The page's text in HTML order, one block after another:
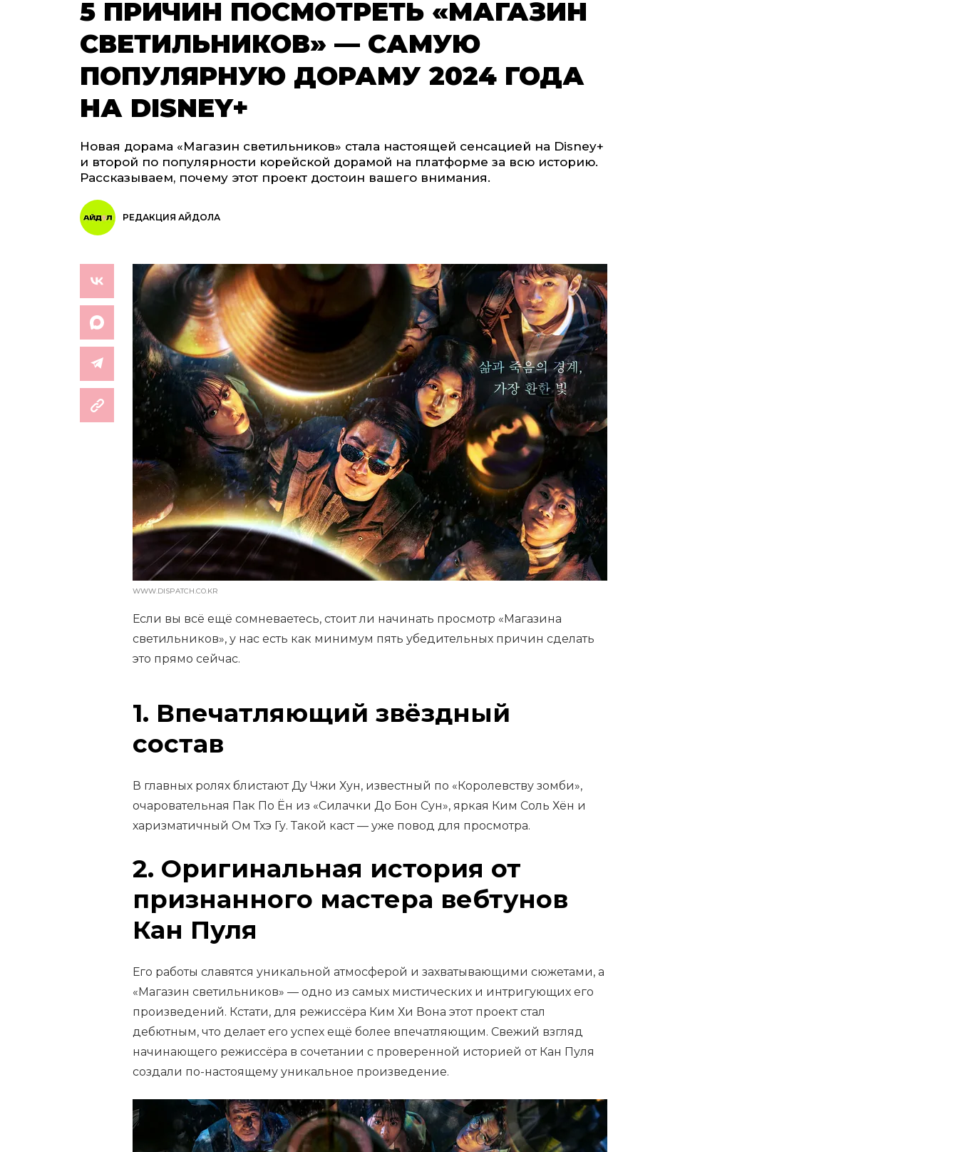
5 ПРИЧИН ПОСМОТРЕТЬ «МАГАЗИН
СВЕТИЛЬНИКОВ» — САМУЮ
ПОПУЛЯРНУЮ ДОРАМУ 2024 ГОДА
НА DISNEY+
Новая дорама «Магазин светильников» стала настоящей сенсацией на Disney+
и второй по популярности корейской дорамой на платформе за всю историю.
Рассказываем, почему этот проект достоин вашего внимания.
РЕДАКЦИЯ АЙДОЛА
WWW.DISPATCH.CO.KR
Если вы всё ещё сомневаетесь, стоит ли начинать просмотр «Магазина
светильников», у нас есть как минимум пять убедительных причин сделать
это прямо сейчас.
1. Впечатляющий звёздный
состав
В главных ролях блистают Ду Чжи Хун, известный по «Королевству зомби»,
очаровательная Пак По Ён из «Силачки До Бон Сун», яркая Ким Соль Хён и
харизматичный Ом Тхэ Гу. Такой каст — уже повод для просмотра.
2. Оригинальная история от
признанного мастера вебтунов
Кан Пуля
Его работы славятся уникальной атмосферой и захватывающими сюжетами, а
«Магазин светильников» — одно из самых мистических и интригующих его
произведений. Кстати, для режиссёра Ким Хи Вона этот проект стал
дебютным, что делает его успех ещё более впечатляющим. Свежий взгляд
начинающего режиссёра в сочетании с проверенной историей от Кан Пуля
создали по-настоящему уникальное произведение.